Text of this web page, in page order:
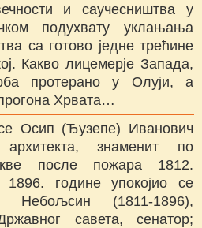
и саучесништва у
подухвату уклањања
са готово једне трећине
Какво лицемерје Запада,
протерано у Олуји, а
Хрвата…
Осип (Ђузепе) Иванович
знаменит по
после пожара 1812.
године упокојио се
Небољсин (1811-1896),
савета, сенатор;